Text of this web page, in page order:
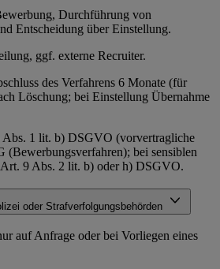
Durchführung von
Entscheidung über Einstellung.
ggf. externe Recruiter.
des Verfahrens 6 Monate (für
Löschung; bei Einstellung Übernahme
Abs. 1 lit. b) DSGVO (vorvertragliche
(Bewerbungsverfahren); bei sensiblen
9 Abs. 2 lit. b) oder h) DSGVO.
oder Strafverfolgungsbehörden
auf Anfrage oder bei Vorliegen eines